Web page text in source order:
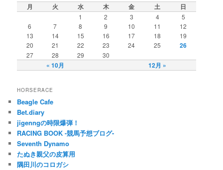
月 火 水 木 金 土 日
« 10月 12月 »
1 2 3 4
5
6
7 8 9 10 11
12
13
14 15 16 17 18
19
20
21 22 23 24 25 26
27 28 29 30
HORSERACE
Beagle Cafe
Bet.diary
jigenngの時限爆弾！
RACING BOOK -競馬予想ブログ-
Seventh Dynamo
たぬき親父の皮算用
隅田川のコロガシ